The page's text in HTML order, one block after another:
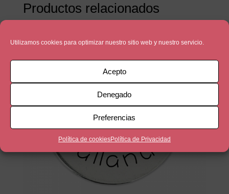
Utilizamos cookies para optimizar nuestro sitio web y nuestro servicio.
Acepto
Denegado
Preferencias
Política de cookiesPolítica de Privacidad
Productos relacionados